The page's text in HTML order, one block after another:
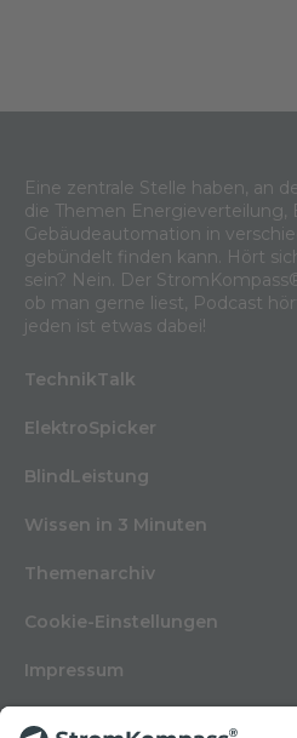
Eine zentrale Stelle haben, an
die Themen Energieverteilung,
Gebäudeautomation in
gebündelt finden kann. Hört
sein? Nein. Der
ob man gerne liest, Podcast
jeden ist etwas dabei!
TechnikTalk
ElektroSpicker
BlindLeistung
Wissen in 3 Minuten
Themenarchiv
Cookie-Einstellungen
Impressum